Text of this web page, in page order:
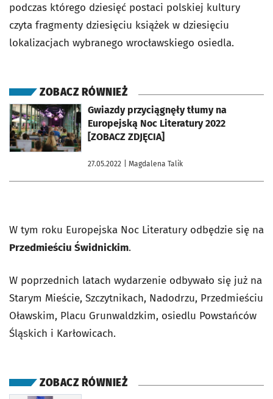
podczas którego dziesięć postaci polskiej kultury
czyta fragmenty dziesięciu książek w dziesięciu
lokalizacjach wybranego wrocławskiego osiedla.
ZOBACZ RÓWNIEŻ
Gwiazdy przyciągnęły tłumy na
Europejską Noc Literatury 2022
[ZOBACZ ZDJĘCIA]
27.05.2022 | Magdalena Talik
otworzy się w nowej karcie
W tym roku Europejska Noc Literatury odbędzie się na
Przedmieściu Świdnickim.
W poprzednich latach wydarzenie odbywało się już na
Starym Mieście, Szczytnikach, Nadodrzu, Przedmieściu
Oławskim, Placu Grunwaldzkim, osiedlu Powstańców
Śląskich i Karłowicach.
ZOBACZ RÓWNIEŻ